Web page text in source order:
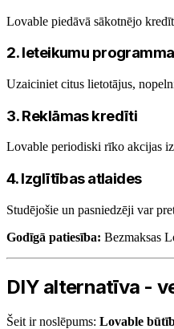
Lovable piedāvā sākotnējo
2. Ieteikumu programma
Uzaiciniet citus lietotājus,
3. Reklāmas kredīti
Lovable periodiski rīko akcijas
4. Izglītības atlaides
Studējošie un pasniedzēji var
Godīgā patiesība: Bezmaksas
DIY alternatīva -
Šeit ir noslēpums: Lovable